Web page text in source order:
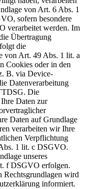
von Art. 6 Abs. 1
sofern besondere
verarbeitet werden. Im
Übertragung
die
von Art. 49 Abs. 1 lit. a
Cookies oder in den
B. via Device-
Datenverarbeitung
Die
Daten zur
Daten auf Grundlage
verarbeiten wir Ihre
Verpflichtung
1 lit. c DSGVO.
unseres
f DSGVO erfolgen.
Rechtsgrundlagen wird
informiert.